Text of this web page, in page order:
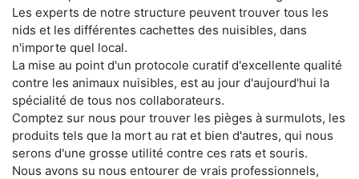
Les experts de notre structure peuvent trouver tous les
nids et les différentes cachettes des nuisibles, dans
n'importe quel local.
La mise au point d'un protocole curatif d'excellente qualité
contre les animaux nuisibles, est au jour d'aujourd'hui la
spécialité de tous nos collaborateurs.
Comptez sur nous pour trouver les pièges à surmulots, les
produits tels que la mort au rat et bien d'autres, qui nous
serons d'une grosse utilité contre ces rats et souris.
Nous avons su nous entourer de vrais professionnels,